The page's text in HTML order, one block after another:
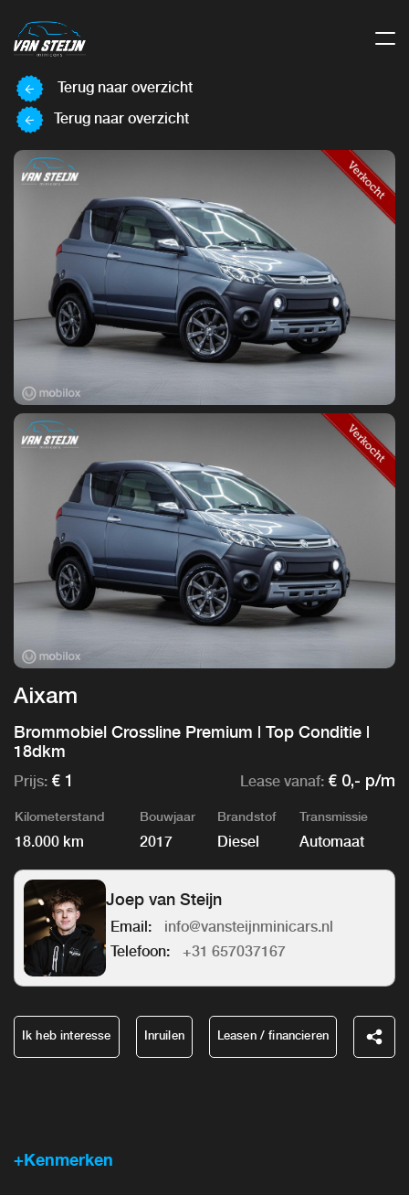
Terug naar overzicht
Terug naar overzicht
Aixam
Brommobiel Crossline Premium | Top Conditie |
18dkm
Prijs: € 1 Lease vanaf: € 0,- p/m
Kilometerstand
18.000 km
Bouwjaar
2017
Brandstof
Diesel
Transmissie
Automaat
Joep van Steijn
Email:
info@vansteijnminicars.nl
Telefoon:
+31 657037167
Ik heb interesse Inruilen Leasen / financieren
+Kenmerken